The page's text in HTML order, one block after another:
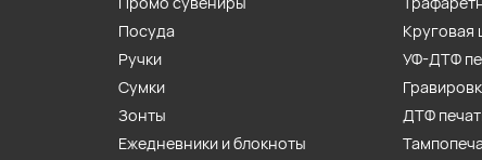
Посуда
Ручки
Сумки
Зонты
Ежедневники и блокноты
Круговая
УФ-ДТФ
ДТФ